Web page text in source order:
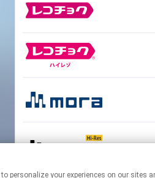
to personalize your experiences on